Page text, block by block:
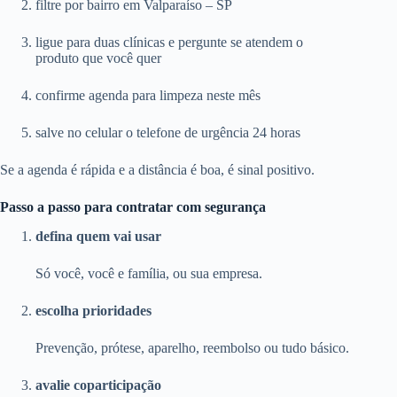
filtre por bairro em Valparaíso – SP
ligue para duas clínicas e pergunte se atendem o
produto que você quer
confirme agenda para limpeza neste mês
salve no celular o telefone de urgência 24 horas
Se a agenda é rápida e a distância é boa, é sinal positivo.
Passo a passo para contratar com segurança
defina quem vai usar
Só você, você e família, ou sua empresa.
escolha prioridades
Prevenção, prótese, aparelho, reembolso ou tudo básico.
avalie coparticipação